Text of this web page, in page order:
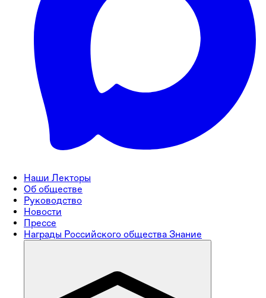
Наши Лекторы
Об обществе
Руководство
Новости
Прессе
Награды Российского общества Знание